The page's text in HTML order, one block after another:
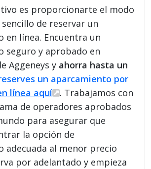
es proporcionarte el modo
de reservar un
en línea. Encuentra un
seguro y aprobado en
Aggeneys y ahorra hasta un
un aparcamiento por
línea aquí
. Trabajamos con
de operadores aprobados
para asegurar que
la opción de
adecuada al menor precio
por adelantado y empieza